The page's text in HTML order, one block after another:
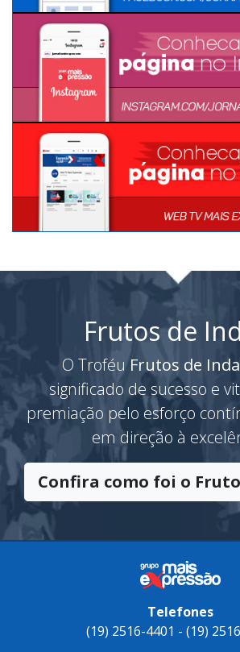
Frutos de
O TroféuFrutos de
significado de sucesso e
premiação pelo esforço
em direção à
Confira como foi o
Telefones
(19) 2516-4401 - (19)